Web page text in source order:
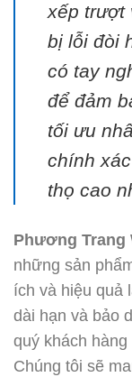
xếp trượt
bị lỗi đòi
có tay
để đảm
tối ưu
chính
thọ cao
Phương Trang
những sản
ích và hiệu quả
dài hạn và bảo
quý khách
Chúng tôi sẽ